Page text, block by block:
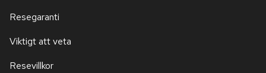
Resegaranti
Viktigt att veta
Resevillkor